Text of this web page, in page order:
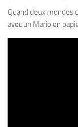
Quand deux mondes
avec un Mario en